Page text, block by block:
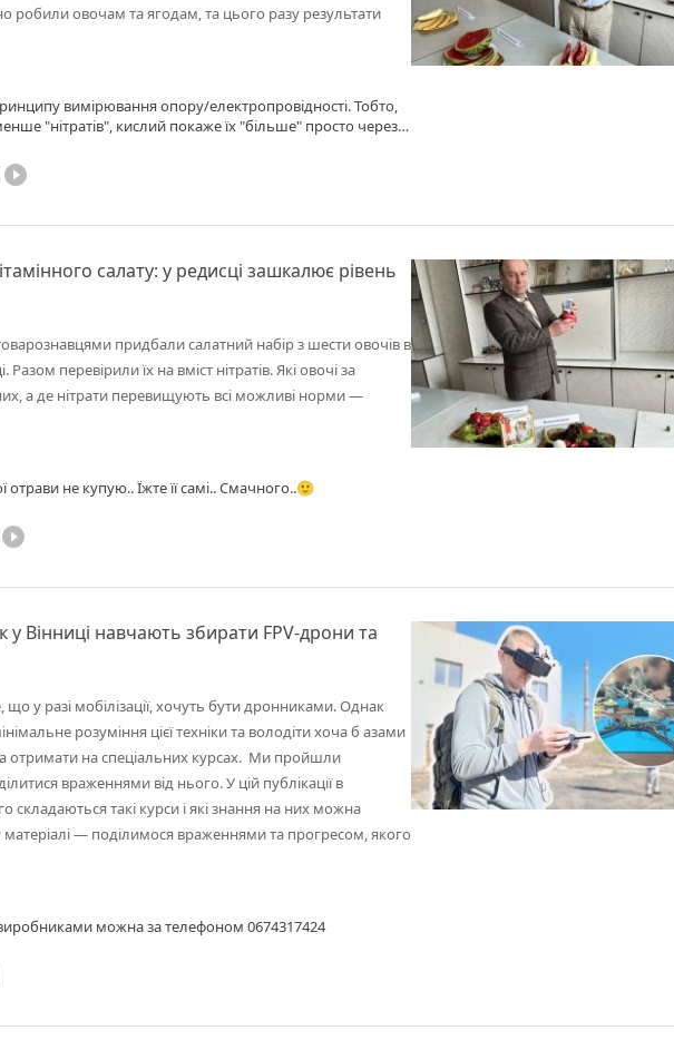
робили овочам та ягодам, та цього разу результати
вимірювання опору/електропровідності. Тобто,
"нітратів", кислий покаже їх "більше" просто через
експрес тест, точно тільки лабораторний аналіз
рівномірним та репрезентативним відбором зразків.
play_circle_filled
салату: у редисці зашкалює рівень
придбали салатний набір з шести овочів в
перевірили їх на вміст нітратів. Які овочі за
а де нітрати перевищують всі можливі норми —
не купую.. Їжте її самі.. Смачного..🙂
play_circle_filled
у Вінниці навчають збирати FPV-дрони та
що у разі мобілізації, хочуть бути дронниками. Однак
розуміння цієї техніки та володіти хоча б азами
отримати на спеціальних курсах. Ми пройшли
враженнями від нього. У цій публікації в
складаються такі курси і які знання на них можна
— поділимося враженнями та прогресом, якого
з виробниками можна за телефоном 0674317424